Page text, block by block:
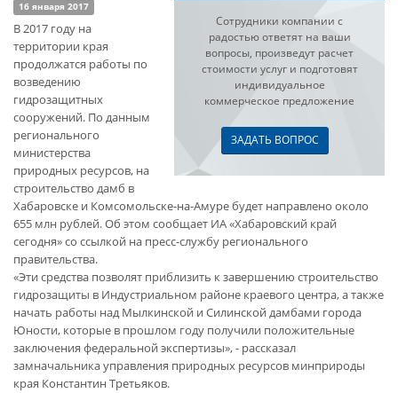
Сотрудники компании с
радостью ответят на ваши
вопросы, произведут расчет
стоимости услуг и подготовят
индивидуальное
коммерческое предложение
ЗАДАТЬ ВОПРОС
16 января 2017
В 2017 году на
территории края
продолжатся работы по
возведению
гидрозащитных
сооружений. По данным
регионального
министерства
природных ресурсов, на
строительство дамб в
Хабаровске и Комсомольске-на-Амуре будет направлено около
655 млн рублей. Об этом сообщает ИА «Хабаровский край
сегодня» со ссылкой на пресс-службу регионального
правительства.
«Эти средства позволят приблизить к завершению строительство
гидрозащиты в Индустриальном районе краевого центра, а также
начать работы над Мылкинской и Силинской дамбами города
Юности, которые в прошлом году получили положительные
заключения федеральной экспертизы», - рассказал
замначальника управления природных ресурсов минприроды
края Константин Третьяков.